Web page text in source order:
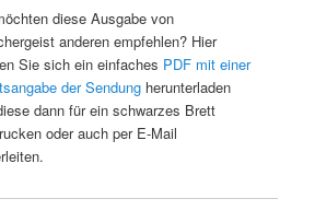
diese Ausgabe von
anderen empfehlen? Hier
Sie sich ein einfaches PDF mit einer
der Sendungherunterladen
dann für ein schwarzes Brett
oder auch per E-Mail